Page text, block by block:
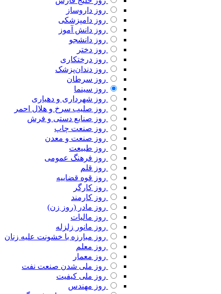
روز داروساز
روز دامپزشکی
روز دانش آموز
روز دانشجو
روز دختر
روز درختکاری
روز دندان‌پزشک
روز سرطان
روز سینما
روز شهرداری و دهیاری
روز صلیب سرخ و هلال احمر
روز صنایع دستی و فرش
روز صنعت چاپ
روز صنعت و معدن
روز طبیعت
روز فرهنگ عمومی
روز قلم
روز قوه قضاییه
روز کارگر
روز کارمند
روز مادر (روز زن)
روز مالیات
روز مانور زلزله
روز مبارزه با خشونت علیه زنان
روز معلم
روز معمار
روز ملی شدن صنعت نفت
روز ملی کیفیت
روز مهندس